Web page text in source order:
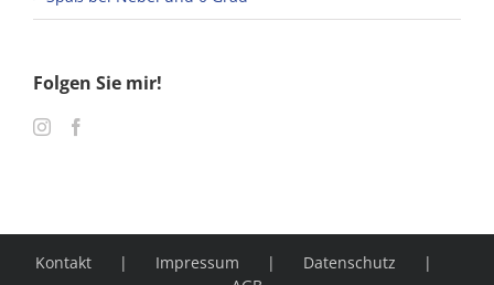
Folgen Sie mir!
Kontakt Impressum
Datenschutz